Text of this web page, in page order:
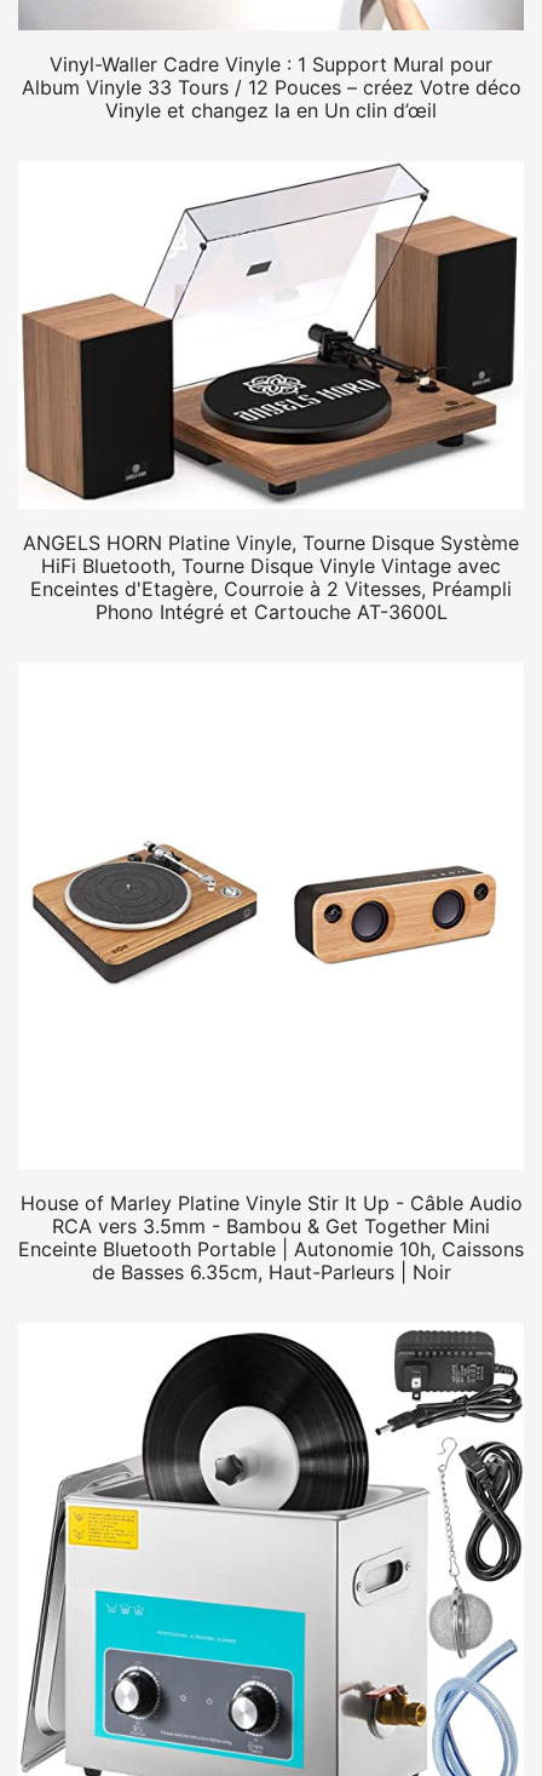
Vinyl-Waller Cadre Vinyle : 1 Support Mural pour
Album Vinyle 33 Tours / 12 Pouces – créez Votre déco
Vinyle et changez la en Un clin d’œil
ANGELS HORN Platine Vinyle, Tourne Disque Système
HiFi Bluetooth, Tourne Disque Vinyle Vintage avec
Enceintes d'Etagère, Courroie à 2 Vitesses, Préampli
Phono Intégré et Cartouche AT-3600L
House of Marley Platine Vinyle Stir It Up - Câble Audio
RCA vers 3.5mm - Bambou & Get Together Mini
Enceinte Bluetooth Portable | Autonomie 10h, Caissons
de Basses 6.35cm, Haut-Parleurs | Noir